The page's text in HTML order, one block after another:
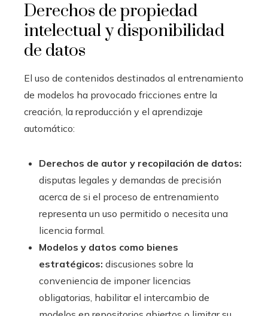
Derechos de propiedad
intelectual y disponibilidad
de datos
El uso de contenidos destinados al entrenamiento
de modelos ha provocado fricciones entre la
creación, la reproducción y el aprendizaje
automático:
Derechos de autor y recopilación de datos:
disputas legales y demandas de precisión
acerca de si el proceso de entrenamiento
representa un uso permitido o necesita una
licencia formal.
Modelos y datos como bienes
estratégicos: discusiones sobre la
conveniencia de imponer licencias
obligatorias, habilitar el intercambio de